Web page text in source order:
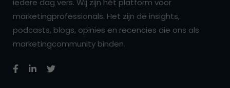
iedere dag vers. Wij zijn hét platform voor
marketingprofessionals. Het zijn de insights,
podcasts, blogs, opinies en recencies die ons als
marketingcommunity binden.